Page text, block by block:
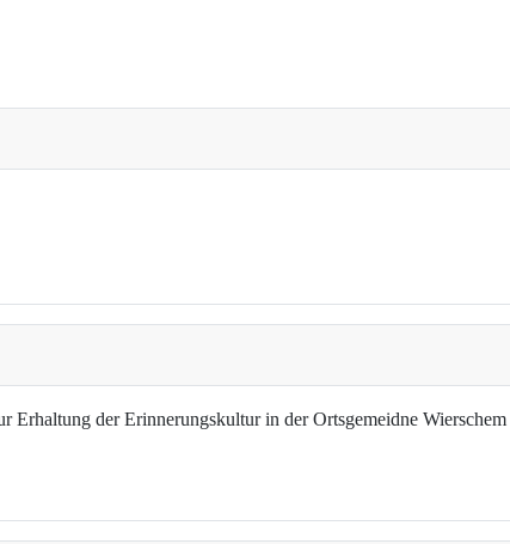
der Erinnerungskultur in der Ortsgemeidne Wierschem